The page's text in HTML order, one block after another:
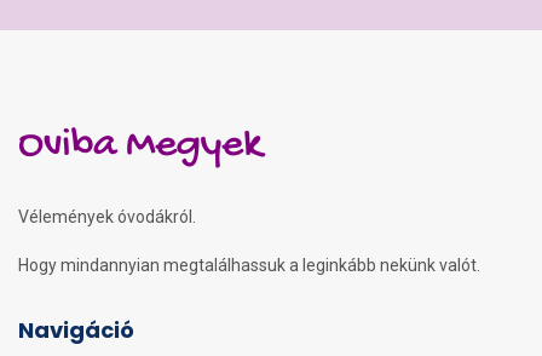
Oviba Megyek
Vélemények óvodákról.
Hogy mindannyian megtalálhassuk a leginkább nekünk valót.
Navigáció